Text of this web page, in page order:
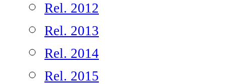
Rel. 2012
Rel. 2013
Rel. 2014
Rel. 2015